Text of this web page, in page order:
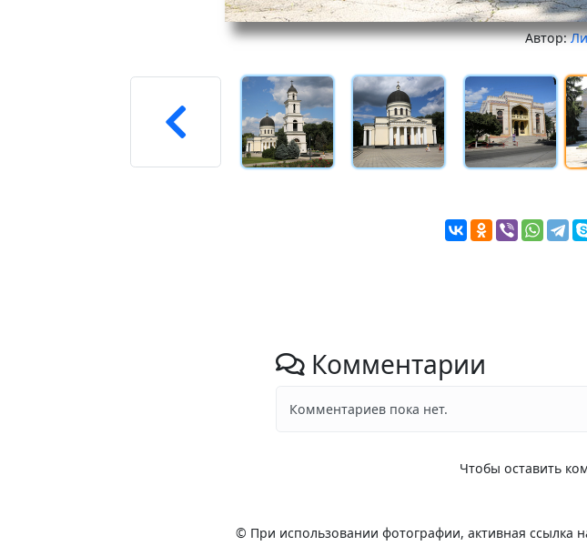
Автор:
Комментарии
Комментариев пока нет.
Чтобы оставить
© При использовании фотографии, активная ссылка